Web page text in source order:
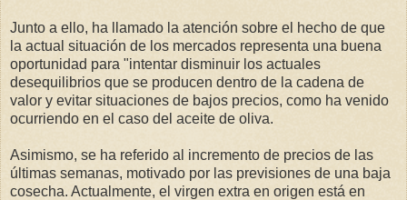
Junto a ello, ha llamado la atención sobre el hecho de que
la actual situación de los mercados representa una buena
oportunidad para "intentar disminuir los actuales
desequilibrios que se producen dentro de la cadena de
valor y evitar situaciones de bajos precios, como ha venido
ocurriendo en el caso del aceite de oliva.
Asimismo, se ha referido al incremento de precios de las
últimas semanas, motivado por las previsiones de una baja
cosecha. Actualmente, el virgen extra en origen está en